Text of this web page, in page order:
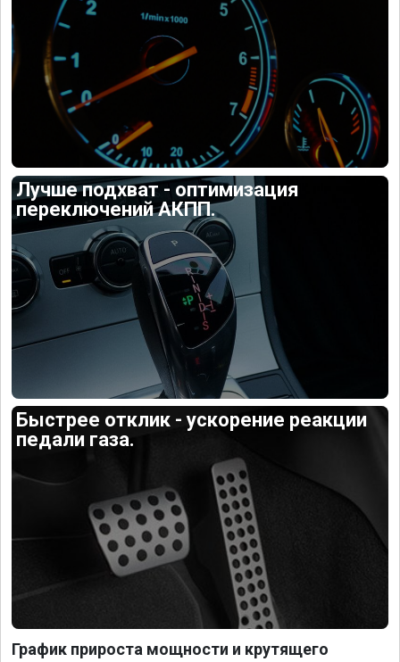
Лучше подхват - оптимизация
переключений АКПП.
Быстрее отклик - ускорение реакции
педали газа.
График прироста мощности и крутящего